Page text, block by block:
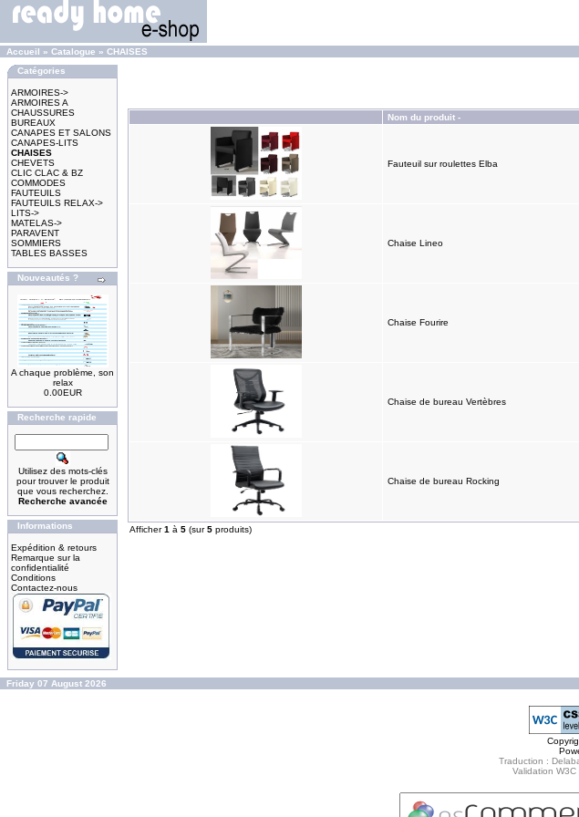
Accueil » Catalogue » CHAISES
Catégories
ARMOIRES->
ARMOIRES A
CHAUSSURES
BUREAUX
CANAPES ET SALONS
CANAPES-LITS
CHAISES
CHEVETS
CLIC CLAC & BZ
COMMODES
FAUTEUILS
FAUTEUILS RELAX->
LITS->
MATELAS->
PARAVENT
SOMMIERS
TABLES BASSES
Nouveautés ?
A chaque problème, son
relax
0.00EUR
Recherche rapide
Utilisez des mots-clés
pour trouver le produit
que vous recherchez.
Recherche avancée
Informations
Expédition & retours
Remarque sur la
confidentialité
Conditions
Contactez-nous
Nom du produit -
Fauteuil sur roulettes Elba
Chaise Lineo
Chaise Fourire
Chaise de bureau Vertèbres
Chaise de bureau Rocking
Afficher1 à 5 (sur5 produits)
Friday 07 August 2026
Traduction :
Validation W3C